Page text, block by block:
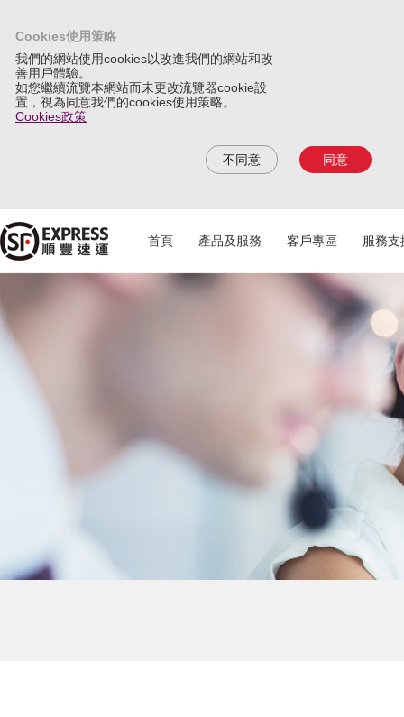
Cookies使用策略
我們的網站使用cookies以改進我們的網站和改
善用戶體驗。
如您繼續流覽本網站而未更改流覽器cookie設
置，視為同意我們的cookies使用策略。
Cookies政策
不同意 同意
首頁 產品及服務 客戶專區 服務支